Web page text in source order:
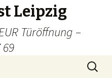
Leipzig
Türöffnung –
Suchen
nach: